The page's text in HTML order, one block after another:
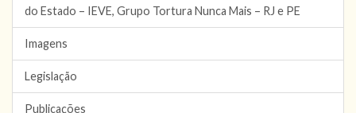
do Estado – IEVE, Grupo Tortura Nunca Mais – RJ e PE
Imagens
Legislação
Publicações